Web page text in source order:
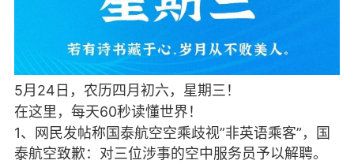
爆汗熊 卡卡动能素 无创溶斑术
美业357 芯诗妍 卡卡美业
5月24日，农历四月初六，星期三！
在这里，每天60秒读懂世界！
1、网民发帖称国泰航空空乘歧视”非英语乘客”，国
泰航空致歉：对三位涉事的空中服务员予以解聘。